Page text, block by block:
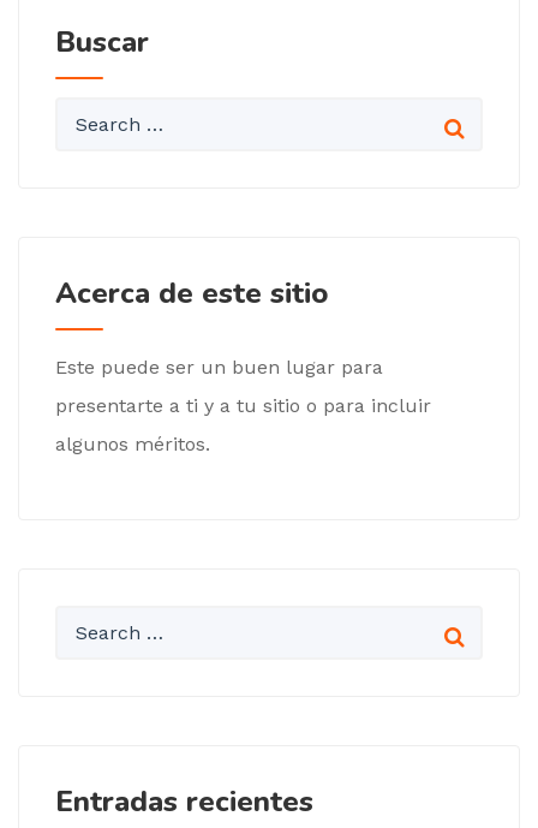
Buscar
Acerca de este sitio
Este puede ser un buen lugar para
presentarte a ti y a tu sitio o para incluir
algunos méritos.
Entradas recientes